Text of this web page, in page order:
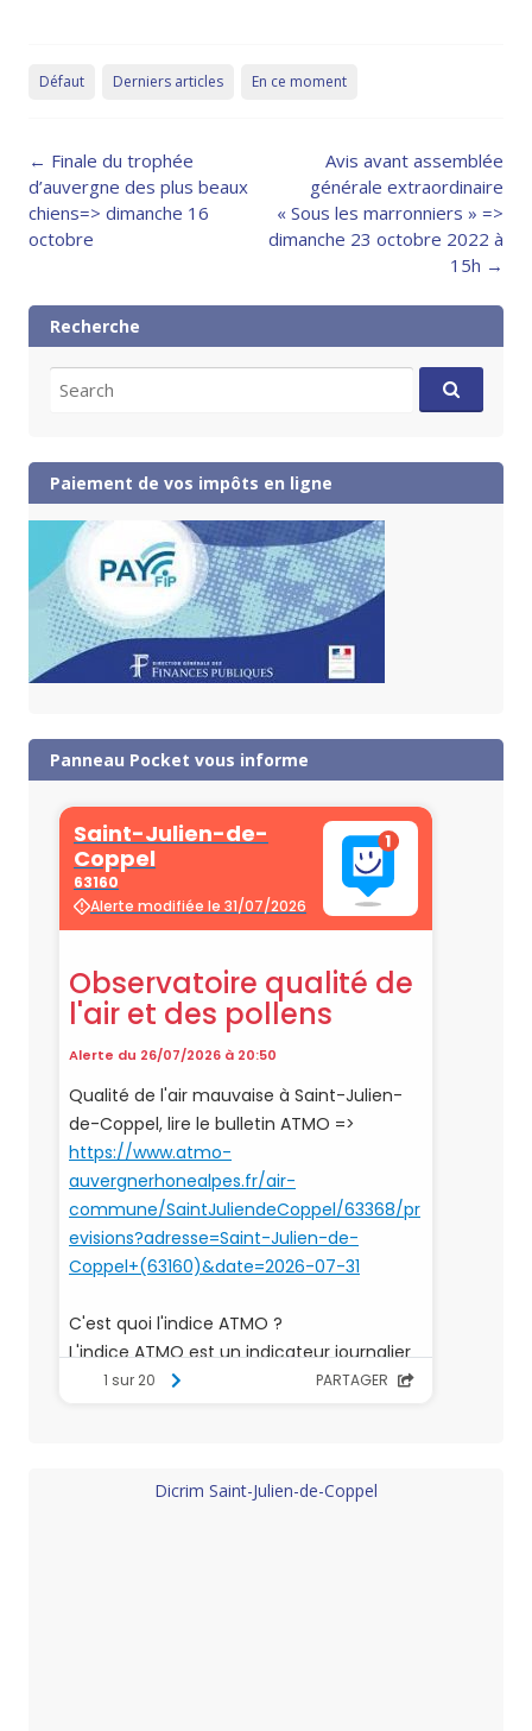
Défaut Derniers articles En ce moment
Post
navigation
← Finale du trophée
d’auvergne des plus beaux
chiens=> dimanche 16
octobre
Avis avant assemblée
générale extraordinaire
« Sous les marronniers » =>
dimanche 23 octobre 2022 à
15h →
Recherche
for:
Paiement de vos impôts en ligne
Panneau Pocket vous informe
Dicrim Saint-Julien-de-Coppel